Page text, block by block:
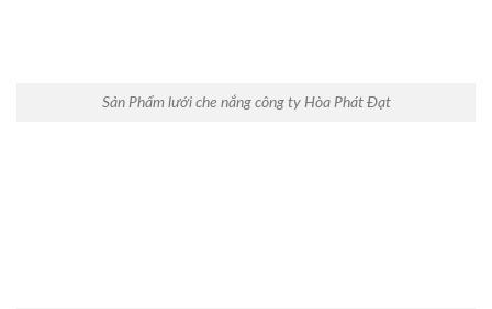
Sản Phẩm lưới che nắng công ty Hòa Phát Đạt